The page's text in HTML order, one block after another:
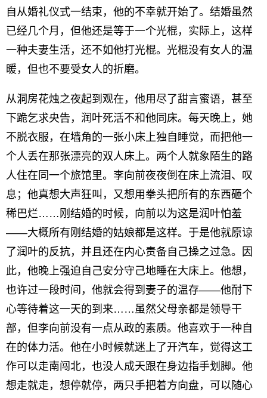
自从婚礼仪式一结束，他的不幸就开始了。结婚虽然
已经几个月，但他还是等于一个光棍，实际上，这样
一种夫妻生活，还不如他打光棍。光棍没有女人的温
暖，但也不要受女人的折磨。
从洞房花烛之夜起到观在，他用尽了甜言蜜语，甚至
下跪乞求央告，润叶死活不和他同床。每天晚上，她
不脱衣服，在墙角的一张小床上独自睡觉，而把他一
个人丢在那张漂亮的双人床上。两个人就象陌生的路
人住在同一个旅馆里。李向前夜夜倒在床上流泪、叹
息；他真想大声狂叫，又想用拳头把所有的东西砸个
稀巴烂……刚结婚的时候，向前以为这是润叶怕羞
——大概所有刚结婚的姑娘都是这样。于是他就原谅
了润叶的反抗，并且还在内心责备自己操之过急。因
此，他晚上强迫自己安分守己地睡在大床上。他想，
也许过一段时间，他就会得到妻子的温存——他耐下
心等待着这一天的到来……虽然父母亲都是领导干
部，但李向前没有一点从政的素质。他喜欢于一种自
在的体力活。他在小时候就迷上了开汽车，觉得这工
作可以走南闯北，也没人成天跟在身边指手划脚。他
想走就走，想停就停，两只手把着方向盘，可以随心